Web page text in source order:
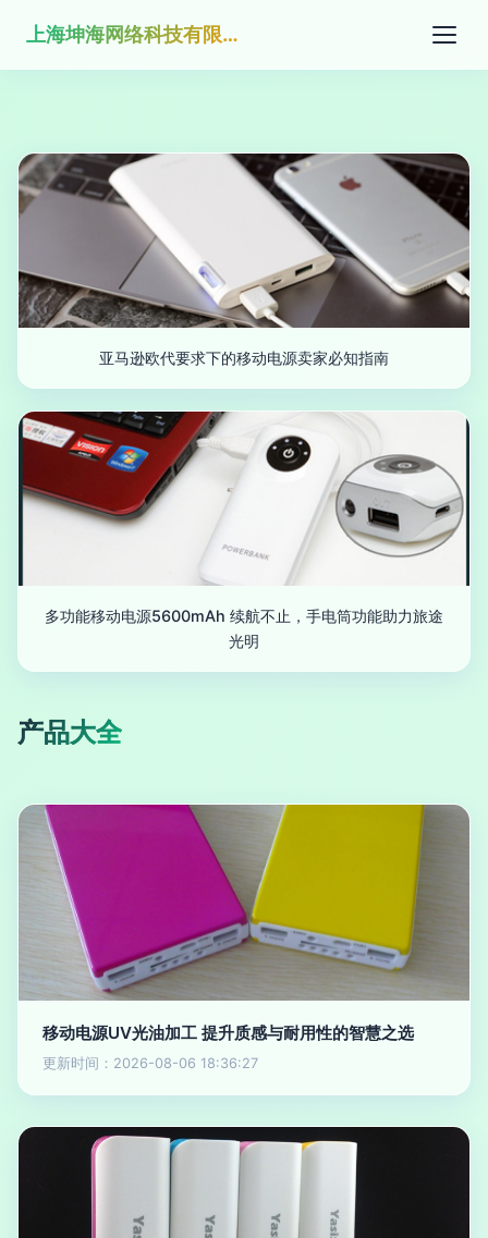
上海坤海网络科技有限公司
亚马逊欧代要求下的移动电源卖家必知指南
多功能移动电源5600mAh 续航不止，手电筒功能助力旅途
光明
产品大全
移动电源UV光油加工 提升质感与耐用性的智慧之选
更新时间：2026-08-06 18:36:27